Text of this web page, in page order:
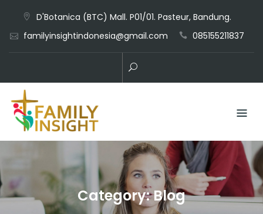
D'Botanica (BTC) Mall. P01/01. Pasteur, Bandung.
familyinsightindonesia@gmail.com
085155211837
Category:Blog